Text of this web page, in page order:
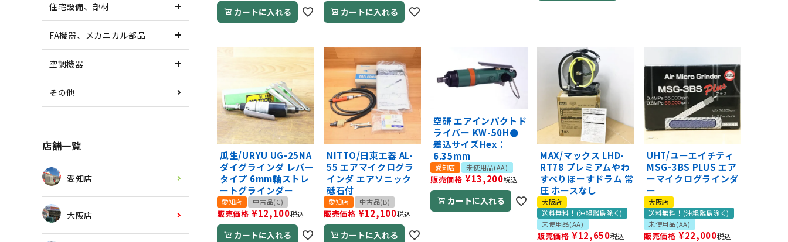
住宅設備、部材
FA機器、メカニカル部品
空調機器
その他
店舗一覧
愛知店
大阪店
カートに入れる カートに入れる
瓜生/URYU UG-25NA
ダイグラインダ レバー
タイプ 6mm軸ストレ
ートグラインダー
愛知店 中古品(C)
販売価格 ¥12,100税込
カートに入れる
NITTO/日東工器 AL-
55 エアマイクログラ
インダ エアソニック
砥石付
愛知店 中古品(B)
販売価格 ¥12,100税込
カートに入れる
空研 エアインパクトド
ライバー KW-50H●
差込サイズHex：
6.35mm
愛知店 未使用品(AA)
販売価格 ¥13,200税込
カートに入れる
MAX/マックス LHD-
RT78 プレミアムやわ
すべりほーすドラム 常
圧 ホースなし
大阪店
送料無料！(沖縄離島除く)
未使用品(AA)
販売価格 ¥12,650税込
UHT/ユーエイチティ
MSG-3BS PLUS エア
ーマイクログラインダ
ー
大阪店
送料無料！(沖縄離島除く)
未使用品(AA)
販売価格 ¥22,000税込